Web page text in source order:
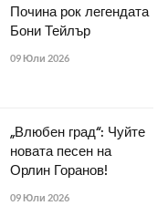
Почина рок легендата
Бони Тейлър
09 Юли 2026
„Влюбен град“: Чуйте
новата песен на
Орлин Горанов!
09 Юли 2026